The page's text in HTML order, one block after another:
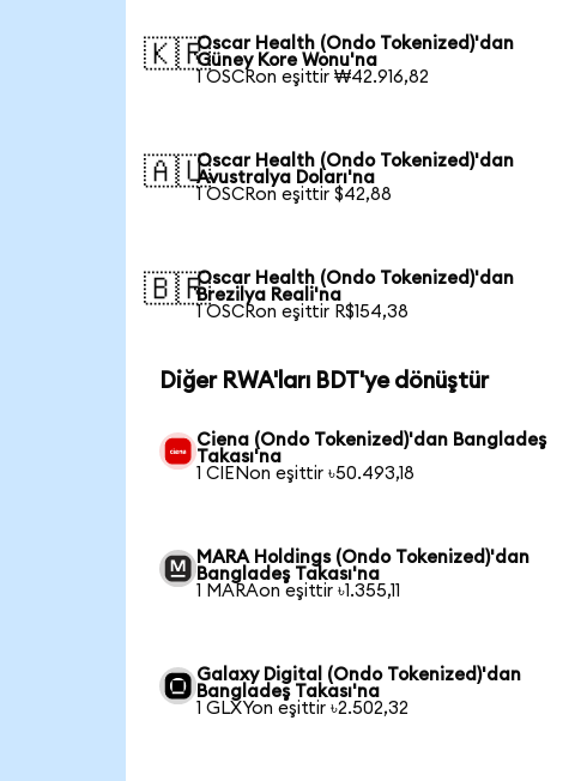
🇰🇷Oscar Health (Ondo Tokenized)'dan
Güney Kore Wonu'na
1 OSCRon eşittir ₩42.916,82
🇦🇺Oscar Health (Ondo Tokenized)'dan
Avustralya Doları'na
1 OSCRon eşittir $42,88
🇧🇷Oscar Health (Ondo Tokenized)'dan
Brezilya Reali'na
1 OSCRon eşittir R$154,38
Diğer RWA'ları BDT'ye dönüştür
Ciena (Ondo Tokenized)'dan Bangladeş
Takası'na
1 CIENon eşittir ৳50.493,18
MARA Holdings (Ondo Tokenized)'dan
Bangladeş Takası'na
1 MARAon eşittir ৳1.355,11
Galaxy Digital (Ondo Tokenized)'dan
Bangladeş Takası'na
1 GLXYon eşittir ৳2.502,32